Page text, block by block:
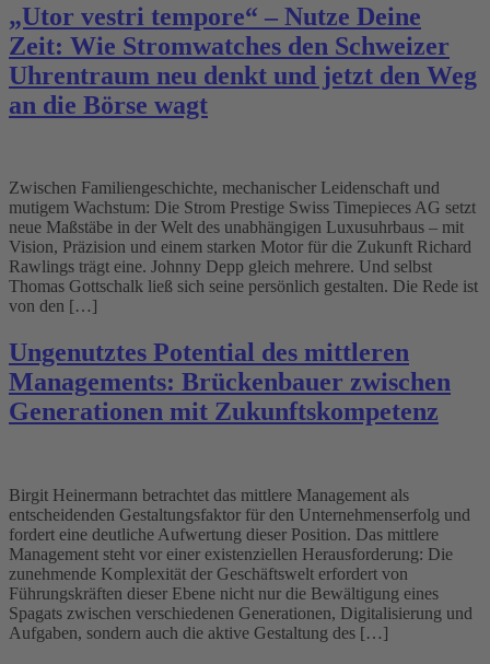
„Utor vestri tempore“ – Nutze Deine
Zeit: Wie Stromwatches den Schweizer
Uhrentraum neu denkt und jetzt den Weg
an die Börse wagt
Zwischen Familiengeschichte, mechanischer Leidenschaft und
mutigem Wachstum: Die Strom Prestige Swiss Timepieces AG setzt
neue Maßstäbe in der Welt des unabhängigen Luxusuhrbaus – mit
Vision, Präzision und einem starken Motor für die Zukunft Richard
Rawlings trägt eine. Johnny Depp gleich mehrere. Und selbst
Thomas Gottschalk ließ sich seine persönlich gestalten. Die Rede ist
von den […]
Ungenutztes Potential des mittleren
Managements: Brückenbauer zwischen
Generationen mit Zukunftskompetenz
Birgit Heinermann betrachtet das mittlere Management als
entscheidenden Gestaltungsfaktor für den Unternehmenserfolg und
fordert eine deutliche Aufwertung dieser Position. Das mittlere
Management steht vor einer existenziellen Herausforderung: Die
zunehmende Komplexität der Geschäftswelt erfordert von
Führungskräften dieser Ebene nicht nur die Bewältigung eines
Spagats zwischen verschiedenen Generationen, Digitalisierung und
Aufgaben, sondern auch die aktive Gestaltung des […]